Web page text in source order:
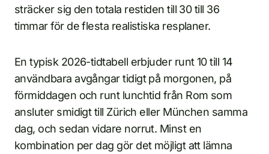
sträcker sig den totala restiden till 30 till 36
timmar för de flesta realistiska resplaner.
En typisk 2026-tidtabell erbjuder runt 10 till 14
användbara avgångar tidigt på morgonen, på
förmiddagen och runt lunchtid från Rom som
ansluter smidigt till Zürich eller München samma
dag, och sedan vidare norrut. Minst en
kombination per dag gör det möjligt att lämna